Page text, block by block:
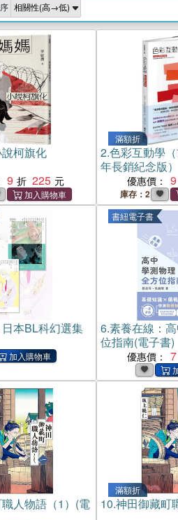
柯旗化
9 225
滿額折
2.色彩互動學
年長銷紀念版）
優惠價： 9
庫存：2
本BL科幻選集
書紐電子書
6.素養在線：
位指南(電子書)
優惠價： 7
人物語（1）(電
滿額折
10.神田御藏町